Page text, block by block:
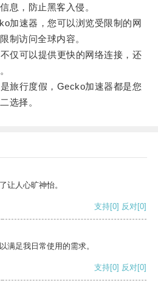
息，防止黑客入侵。
速器，您可以浏览受限制的网
制访问全球内容。
可以提供更快的网络连接，还
行度假，Gecko加速器都是您
选择。
让人心旷神怡。
支持[0] 反对[0]
满足我日常使用的需求。
支持[0] 反对[0]